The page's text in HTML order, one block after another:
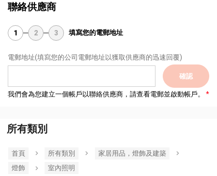
聯絡供應商
1 2 3 填寫您的電郵地址
電郵地址(填寫您的公司電郵地址以獲取供應商的迅速回覆)
確認
我們會為您建立一個帳戶以聯絡供應商，請查看電郵並啟動帳戶。
所有類別
首頁 所有類別
家居用品，燈飾及建築
燈飾
室內照明